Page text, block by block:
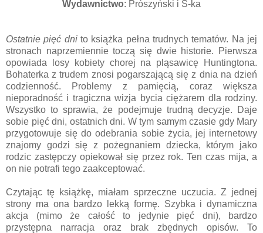
Wydawnictwo: Prószyński i S-ka
Ostatnie pięć dnito książka pełna trudnych tematów. Na jej
stronach naprzemiennie toczą się dwie historie. Pierwsza
opowiada losy kobiety chorej na pląsawicę Huntingtona.
Bohaterka z trudem znosi pogarszającą się z dnia na dzień
codzienność. Problemy z pamięcią, coraz większa
nieporadność i tragiczna wizja bycia ciężarem dla rodziny.
Wszystko to sprawia, że podejmuje trudną decyzje. Daje
sobie pięć dni, ostatnich dni. W tym samym czasie gdy Mary
przygotowuje się do odebrania sobie życia, jej internetowy
znajomy godzi się z pożegnaniem dziecka, którym jako
rodzic zastępczy opiekował się przez rok. Ten czas mija, a
on nie potrafi tego zaakceptować.
Czytając tę książkę, miałam sprzeczne uczucia. Z jednej
strony ma ona bardzo lekką formę. Szybka i dynamiczna
akcja (mimo że całość to jedynie pięć dni), bardzo
przystępna narracja oraz brak zbędnych opisów. To